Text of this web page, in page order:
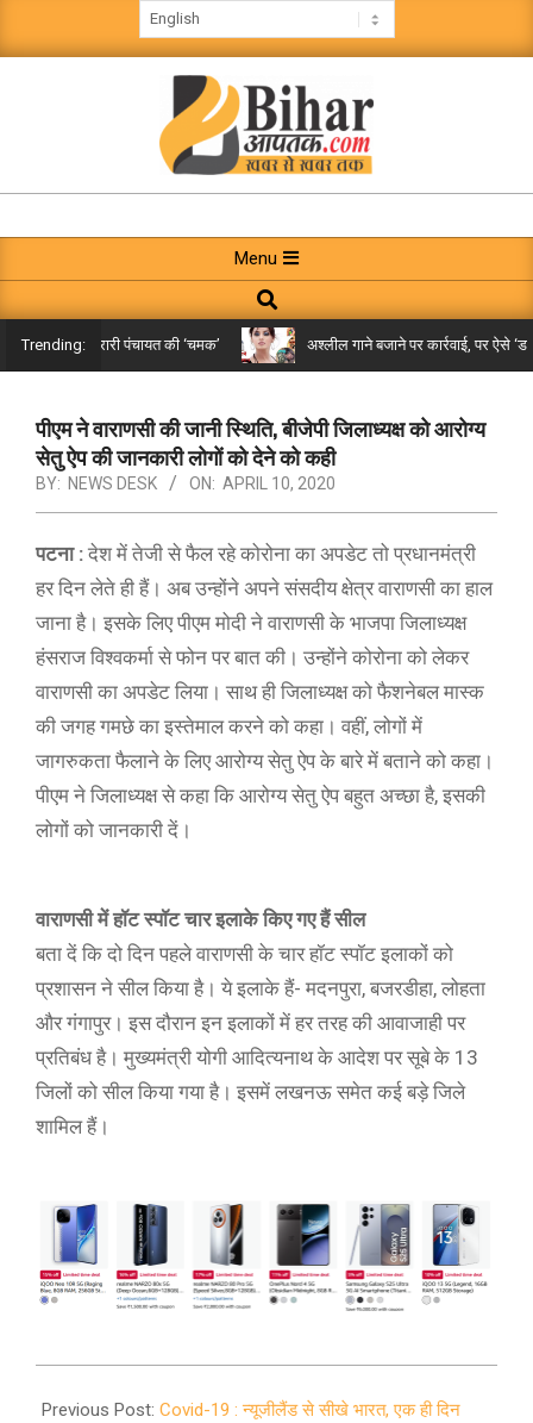
to
BIHAR
AAPTAK
Navigation
Menu
Menu
Search
Trending:
तक पहुंची गरारी पंचायत की ‘चमक’ अश्लील गाने बजाने पर कार्रवाई, पर ऐसे ‘डबल
पीएम ने वाराणसी की जानी स्थिति, बीजेपी जिलाध्यक्ष को आरोग्य
सेतु ऐप की जानकारी लोगों को देने को कही
BY: NEWS DESK ON: APRIL 10, 2020
पटना : देश में तेजी से फैल रहे कोरोना का अपडेट तो प्रधानमंत्री
हर दिन लेते ही हैं। अब उन्होंने अपने संसदीय क्षेत्र वाराणसी का हाल
जाना है। इसके लिए पीएम मोदी ने वाराणसी के भाजपा जिलाध्यक्ष
हंसराज विश्वकर्मा से फोन पर बात की। उन्होंने कोरोना को लेकर
वाराणसी का अपडेट लिया। साथ ही जिलाध्यक्ष को फैशनेबल मास्क
की जगह गमछे का इस्तेमाल करने को कहा। वहीं, लोगों में
जागरुकता फैलाने के लिए आरोग्य सेतु ऐप के बारे में बताने को कहा।
पीएम ने जिलाध्यक्ष से कहा कि आरोग्य सेतु ऐप बहुत अच्छा है, इसकी
लोगों को जानकारी दें।
वाराणसी में हॉट स्पॉट चार इलाके किए गए हैं सील
बता दें कि दो दिन पहले वाराणसी के चार हॉट स्पॉट इलाकों को
प्रशासन ने सील किया है। ये इलाके हैं- मदनपुरा, बजरडीहा, लोहता
और गंगापुर। इस दौरान इन इलाकों में हर तरह की आवाजाही पर
प्रतिबंध है। मुख्यमंत्री योगी आदित्यनाथ के आदेश पर सूबे के 13
जिलों को सील किया गया है। इसमें लखनऊ समेत कई बड़े जिले
शामिल हैं।
04-
Previous Post: Covid-19 : न्यूजीलैंड से सीखे भारत, एक ही दिन